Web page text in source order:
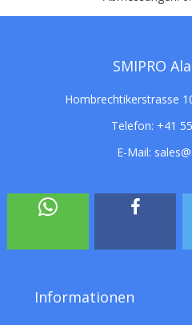
SMIPRO
Hombrechtikerstrasse
Telefon: +41
E-Mail:
Informationen